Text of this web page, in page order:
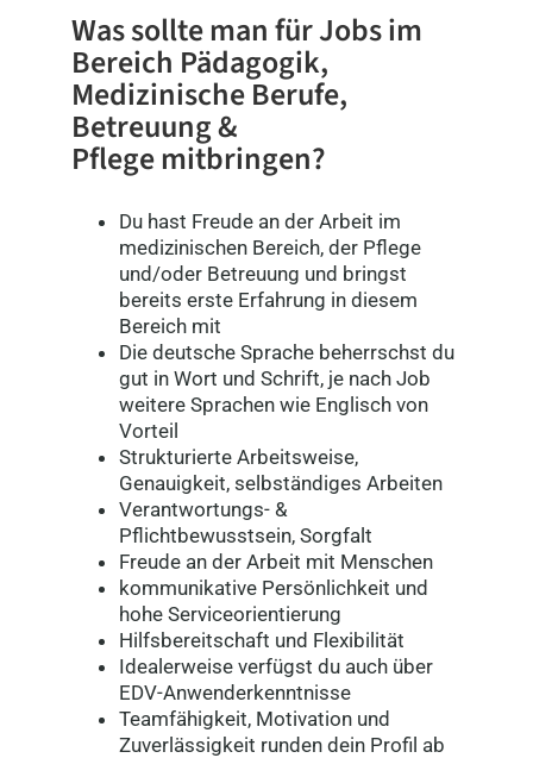
Was sollte man für Jobs im
Bereich Pädagogik,
Medizinische Berufe,
Betreuung &
Pflegemitbringen?
Du hast Freude an der Arbeit im
medizinischen Bereich, der Pflege
und/oder Betreuung und bringst
bereits erste Erfahrung in diesem
Bereich mit
Die deutsche Sprache beherrschst du
gut in Wort und Schrift, je nach Job
weitere Sprachen wie Englisch von
Vorteil
Strukturierte Arbeitsweise,
Genauigkeit, selbständiges Arbeiten
Verantwortungs- &
Pflichtbewusstsein, Sorgfalt
Freude an der Arbeit mit Menschen
kommunikative Persönlichkeit und
hohe Serviceorientierung
Hilfsbereitschaft und Flexibilität
Idealerweise verfügst du auch über
EDV-Anwenderkenntnisse
Teamfähigkeit, Motivation und
Zuverlässigkeit runden dein Profil ab